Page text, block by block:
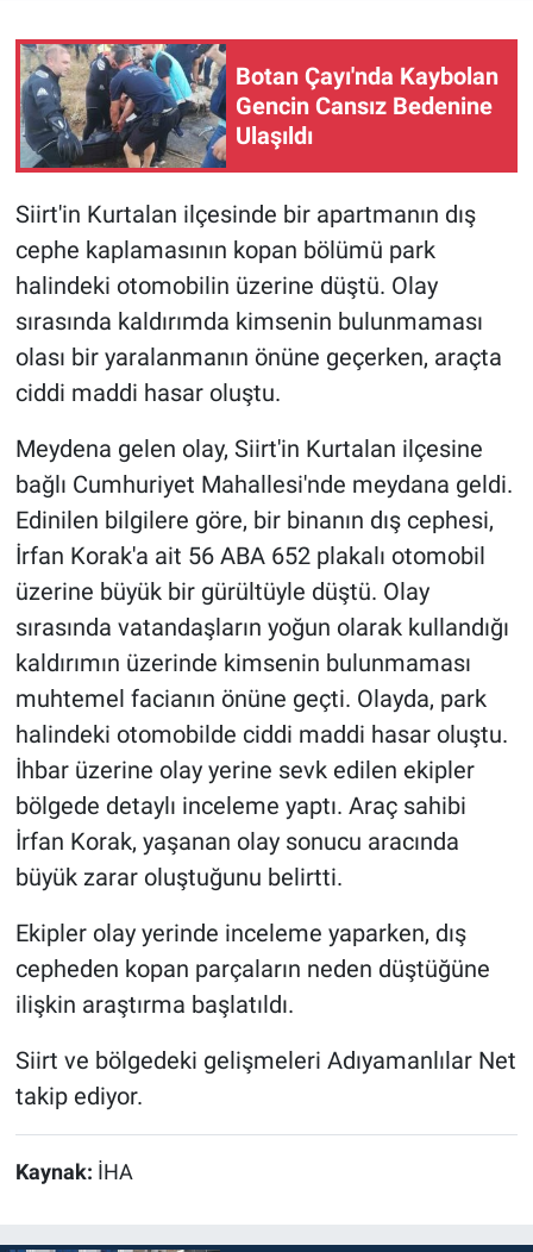
Botan Çayı'nda Kaybolan
Gencin Cansız Bedenine
Ulaşıldı
Siirt'in Kurtalan ilçesinde bir apartmanın dış
cephe kaplamasının kopan bölümü park
halindeki otomobilin üzerine düştü. Olay
sırasında kaldırımda kimsenin bulunmaması
olası bir yaralanmanın önüne geçerken, araçta
ciddi maddi hasar oluştu.
Meydena gelen olay, Siirt'in Kurtalan ilçesine
bağlı Cumhuriyet Mahallesi'nde meydana geldi.
Edinilen bilgilere göre, bir binanın dış cephesi,
İrfan Korak'a ait 56 ABA 652 plakalı otomobil
üzerine büyük bir gürültüyle düştü. Olay
sırasında vatandaşların yoğun olarak kullandığı
kaldırımın üzerinde kimsenin bulunmaması
muhtemel facianın önüne geçti. Olayda, park
halindeki otomobilde ciddi maddi hasar oluştu.
İhbar üzerine olay yerine sevk edilen ekipler
bölgede detaylı inceleme yaptı. Araç sahibi
İrfan Korak, yaşanan olay sonucu aracında
büyük zarar oluştuğunu belirtti.
Ekipler olay yerinde inceleme yaparken, dış
cepheden kopan parçaların neden düştüğüne
ilişkin araştırma başlatıldı.
Siirt ve bölgedeki gelişmeleri Adıyamanlılar Net
takip ediyor.
Kaynak: İHA
Şambayat Haber